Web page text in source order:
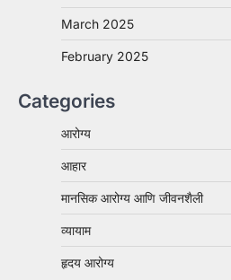
March 2025
February 2025
Categories
आरोग्य
आहार
मानसिक आरोग्य आणि जीवनशैली
व्यायाम
हृदय आरोग्य